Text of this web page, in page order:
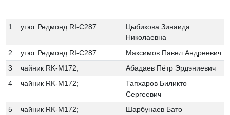
1 утюг Редмонд RI-C287.
Цыбикова Зинаида
Николаевна
2
утюг Редмонд RI-C287.
Максимов Павел Андреевич
3
чайник RK-M172;
Абадаев Пётр Эрдэниевич
4
чайник RK-M172;
Тапхаров Биликто
Сергеевич
5
чайник RK-M172;
Шарбунаев Бато